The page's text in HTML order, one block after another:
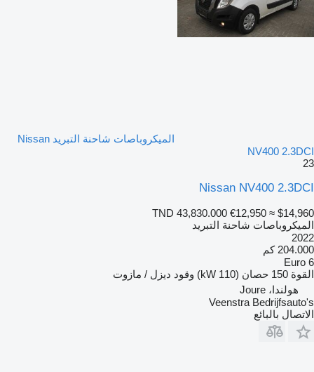
الميكروباصات شاحنة التبريد Nissan
NV400 2.3DCI
23
Nissan NV400 2.3DCI
TND 43,830.000 €12,950 ≈ $14,960
الميكروباصات شاحنة التبريد
2022
204.000 كم
Euro 6
القوة 150 حصان (110 kW) وقود ديزل / مازوت
هولندا، Joure
Veenstra Bedrijfsauto's
الاتصال بالبائع